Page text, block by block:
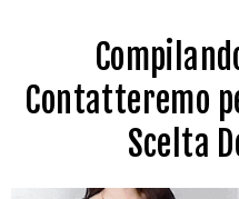
Contatteremo
Scelta